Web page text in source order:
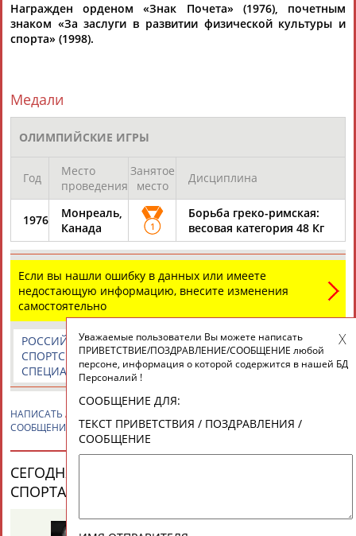
Рамазан
АБДУЛАЕВ
Тагир
Камиль
Загалав
АБДУЛДАУДОВАБДУЛЖАЛИЛОВ
24 персон из 13181
ЕЩЁ ПЕРСОНЫ
ТАБЛО АКТИВНОСТИ
ЦЕЛИ ПРОЕКТА КОНТАКТЫ НАШИ КНОПКИ РЕКЛАМА
Вопросы сотрудничества и совместной деятельности
Стадион, 1998-2026
Адресов в новостной рассылке: 996
Подпишись
Награжден орденом «Знак Почета» (1976), почетным
знаком «За заслуги в развитии физической культуры и
спорта» (1998).
Медали
ОЛИМПИЙСКИЕ ИГРЫ
Год
Место
проведения
Занятое
место
Дисциплина
1976
Монреаль,
Канада
1
Борьба греко-римская:
весовая категория 48 Кг
Если вы нашли ошибку в данных или имеете
недостающую информацию, внесите изменения
самостоятельно
СПОРТИВНЫЕ
НОВОСТИ И
КОММЕНТАРИИ
РОССИЙСКИЕ
СПОРТИВНЫЕ
ОРГАНИЗАЦИИ
РОССИЙСКИЕ
СПОРТСМЕНЫ,
СПЕЦИАЛИСТЫ
НАПИСАТЬ Алексей ШУМАКОВ
СООБЩЕНИЕ
СЕГОДНЯ ДЕНЬ РОЖДЕНИЯ У ПЕРСОН ИЗ МИРА
СПОРТА (33 ПЕРСОНАЛИЙ)
Уважаемые пользователи Вы можете написать
ПРИВЕТСТВИЕ/ПОЗДРАВЛЕНИЕ/СООБЩЕНИЕ любой
персоне, информация о которой содержится в нашей БД
Персоналий !
СООБЩЕНИЕ ДЛЯ:
ТЕКСТ ПРИВЕТСТВИЯ / ПОЗДРАВЛЕНИЯ /
СООБЩЕНИЕ